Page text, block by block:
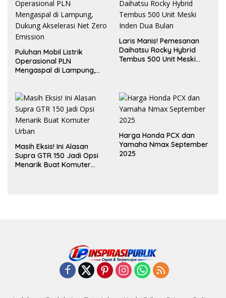
Puluhan Mobil Listrik
Operasional PLN
Mengaspal di Lampung,
Laris Manis! Pemesanan
Daihatsu Rocky Hybrid
Tembus 500 Unit Meski
Masih Eksis! Ini Alasan
Supra GTR 150 Jadi Opsi
Menarik Buat Komuter
Harga Honda PCX dan
Yamaha Nmax September
2025